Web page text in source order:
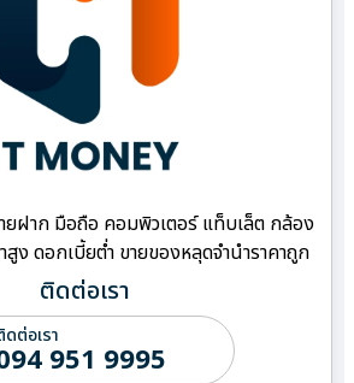
ยฝาก มือถือ คอมพิวเตอร์ แท็บเล็ต กล้อง
ง ดอกเบี้ยต่ำ ขายของหลุดจำนำราคาถูก
ติดต่อเรา
ดต่อเรา
951 9995